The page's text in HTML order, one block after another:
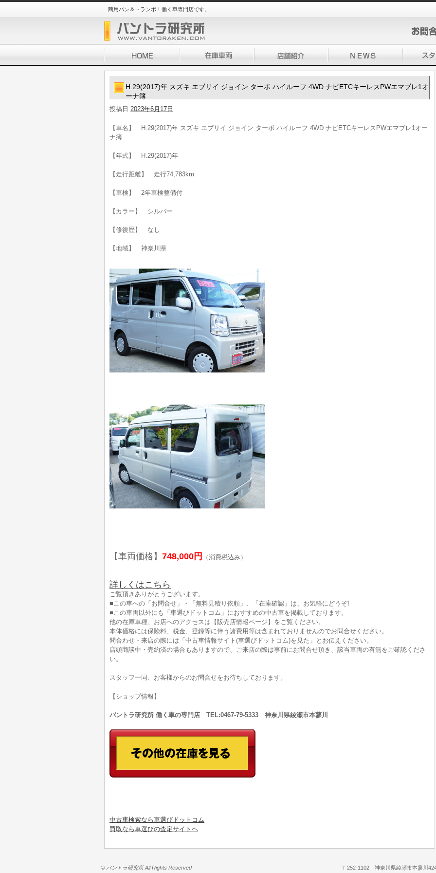
商用バン＆トランポ！働く車専門店です。
H.29(2017)年 スズキ エブリイ ジョイン ターボ ハイルーフ 4WD ナビETCキーレスPWエマブレ1オ
ーナ簿
投稿日 2023年6月17日
【車名】 H.29(2017)年 スズキ エブリイ ジョイン ターボ ハイルーフ 4WD ナビETCキーレスPWエマブレ1オー
ナ簿
【年式】 H.29(2017)年
【走行距離】 走行74,783km
【車検】 2年車検整備付
【カラー】 シルバー
【修復歴】 なし
【地域】 神奈川県
【車両価格】 748,000円 （消費税込み）
詳しくはこちら
ご覧頂きありがとうございます。
■この車への「お問合せ」・「無料見積り依頼」、「在庫確認」は、お気軽にどうぞ!
■この車両以外にも「車選びドットコム」におすすめの中古車を掲載しております。
他の在庫車種、お店へのアクセスは【販売店情報ページ】をご覧ください。
本体価格には保険料、税金、登録等に伴う諸費用等は含まれておりませんのでお問合せください。
問合わせ・来店の際には「中古車情報サイト(車選びドットコム)を見た」とお伝えください。
店頭商談中・売約済の場合もありますので、ご来店の際は事前にお問合せ頂き、該当車両の有無をご確認くださ
い。
スタッフ一同、お客様からのお問合せをお待ちしております。
【ショップ情報】
バントラ研究所 働く車の専門店 TEL:0467-79-5333 神奈川県綾瀬市本蓼川
中古車検索なら車選びドットコム
買取なら車選びの査定サイトヘ
© バントラ研究所 All Rights Reserved 〒252-1102 神奈川県綾瀬市本蓼川